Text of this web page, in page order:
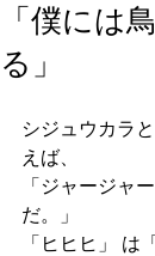
「僕には
る」
シジュウカラ
えば、
「ジャージャ
だ。」
「ヒヒヒ」 は